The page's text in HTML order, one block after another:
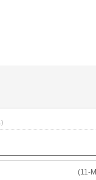
.)
(11-